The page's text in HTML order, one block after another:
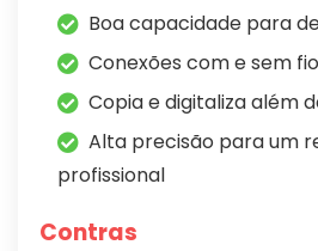
Boa capacidade para
Conexões com e sem fio
Copia e digitaliza além
Alta precisão para um
profissional
Contras